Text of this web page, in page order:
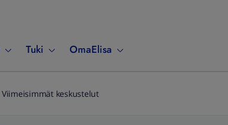
Tuki OmaElisa
Viimeisimmät keskustelut